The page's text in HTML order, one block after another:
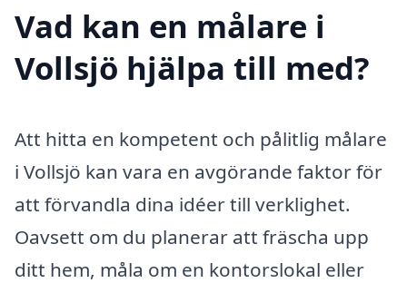
Vad kan en målare i
Vollsjö hjälpa till med?
Att hitta en kompetent och pålitlig målare
i Vollsjö kan vara en avgörande faktor för
att förvandla dina idéer till verklighet.
Oavsett om du planerar att fräscha upp
ditt hem, måla om en kontorslokal eller